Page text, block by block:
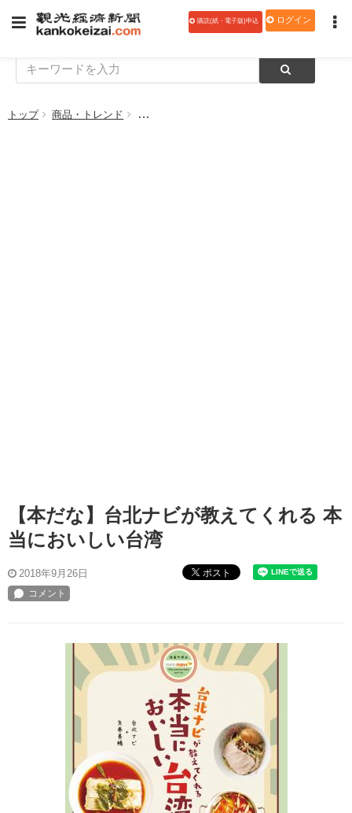
購読(紙・電子版)申込 ログイン
トップ 商品・トレンド 【本だな】台北ナビが教えてくれる 本当にお
【本だな】台北ナビが教えてくれる 本
当においしい台湾
2018年9月26日 ポスト